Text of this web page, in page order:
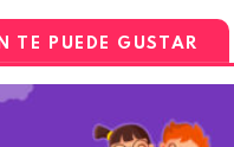
TE PUEDE GUSTAR